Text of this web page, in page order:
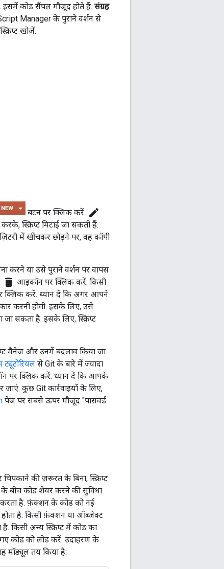
इसमें कोड सैंपल मौजूद होते हैं. संग्रह
Manager के पुराने वर्शन से
खोजें.
बटन पर क्लिक करें. edit
स्क्रिप्ट मिटाई जा सकती हैं.
में खींचकर छोड़ने पर, वह कॉपी
करने या उसे पुराने वर्शन पर वापस
delete आइकॉन पर क्लिक करें. किसी
क्लिक करें. ध्यान दें कि अगर आपने
करनी होगी. इसके लिए, उसे
जा सकता है. इसके लिए, स्क्रिप्ट
मैनेज और उनमें बदलाव किया जा
ट्यूटोरियल से Git के बारे में ज़्यादा
पर क्लिक करें. ध्यान दें कि आपके
जाएं. कुछ Git कार्रवाइयों के लिए,
पेज पर सबसे ऊपर मौजूद "पासवर्ड
की ज़रूरत के बिना, स्क्रिप्ट
बीच कोड शेयर करने की सुविधा
करता है. फ़ंक्शन के कोड को नई
होता है. किसी फ़ंक्शन या ऑब्जेक्ट
किसी अन्य स्क्रिप्ट में कोड का
कोड को लोड करें. उदाहरण के
मॉड्यूल तय किया है: